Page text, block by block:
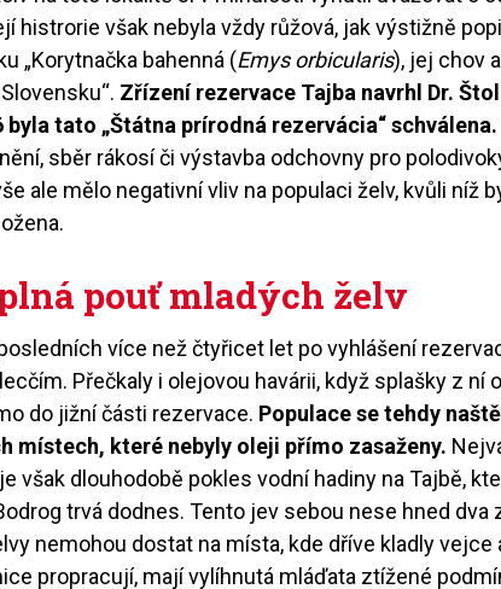
histrorie však nebyla vždy růžová, jak výstižně
„Korytnačka bahenná (Emys orbicularis), jej chov
Zřízení rezervace Tajba navrhl Dr.
byla tato „Štátna prírodná rezervácia“ schválena.
sběr rákosí či výstavba odchovny pro
ale mělo negativní vliv na populaci želv, kvůli níž
pouť mladých želv
více než čtyřicet let po vyhlášení
Přečkaly i olejovou havárii, když splašky z ní
do jižní části rezervace. Populace se tehdy
místech, které nebyly oleji přímo zasaženy.
však dlouhodobě pokles vodní hadiny na Tajbě,
trvá dodnes. Tento jev sebou nese hned dva
nemohou dostat na místa, kde dříve kladly vejce
propracují, mají vylíhnutá mláďata ztížené